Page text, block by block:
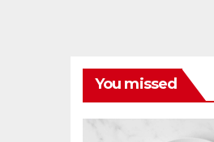
You missed